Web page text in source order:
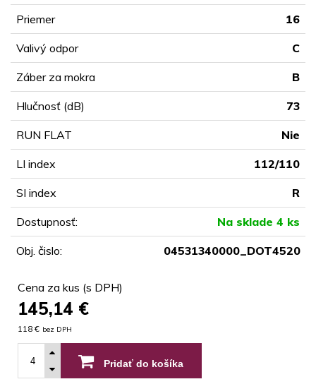
Priemer 16
Valivý odpor C
Záber za mokra B
Hlučnosť (dB) 73
RUN FLAT Nie
LI index 112/110
SI index R
Dostupnosť: Na sklade 4 ks
Obj. čislo: 04531340000_DOT4520
Cena za kus (s DPH)
145,14 €
118 € bez DPH
Pridať do košíka